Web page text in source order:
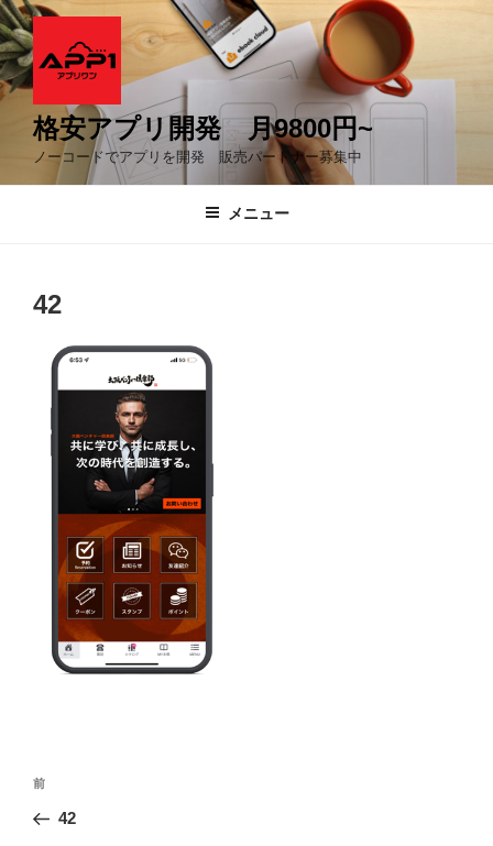
コ
ン
テ
ン
格安アプリ開発 月9800円~
ノーコードでアプリを開発 販売パートナー募集中
メニュー
42
投
ナ
前
の
前
42